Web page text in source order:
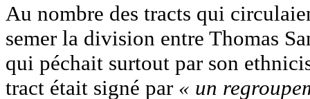
Au nombre des tracts qui
semer la division entre Thomas
qui péchait surtout par son
tract était signé par « un